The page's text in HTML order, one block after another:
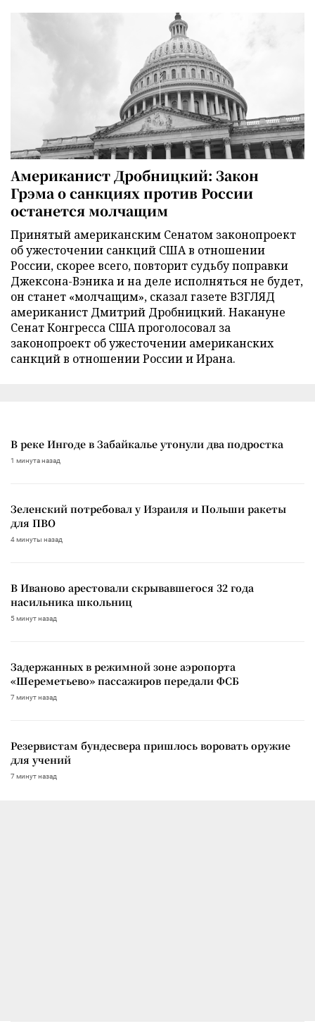
Американист Дробницкий: Закон
Грэма о санкциях против России
останется молчащим
Принятый американским Сенатом законопроект
об ужесточении санкций США в отношении
России, скорее всего, повторит судьбу поправки
Джексона-Вэника и на деле исполняться не будет,
он станет «молчащим», сказал газете ВЗГЛЯД
американист Дмитрий Дробницкий. Накануне
Сенат Конгресса США проголосовал за
законопроект об ужесточении американских
санкций в отношении России и Ирана.
В реке Ингоде в Забайкалье утонули два подростка
1 минута назад
Зеленский потребовал у Израиля и Польши ракеты
для ПВО
4 минуты назад
В Иваново арестовали скрывавшегося 32 года
насильника школьниц
5 минут назад
Задержанных в режимной зоне аэропорта
«Шереметьево» пассажиров передали ФСБ
7 минут назад
Резервистам бундесвера пришлось воровать оружие
для учений
7 минут назад